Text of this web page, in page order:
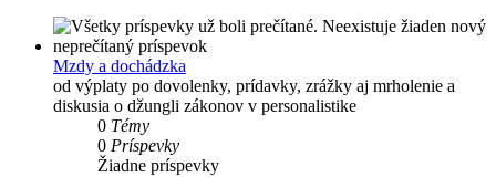
Mzdy a dochádzka
od výplaty po dovolenky, prídavky, zrážky aj mrholenie a
diskusia o džungli zákonov v personalistike
0 Témy
0 Príspevky
Žiadne príspevky